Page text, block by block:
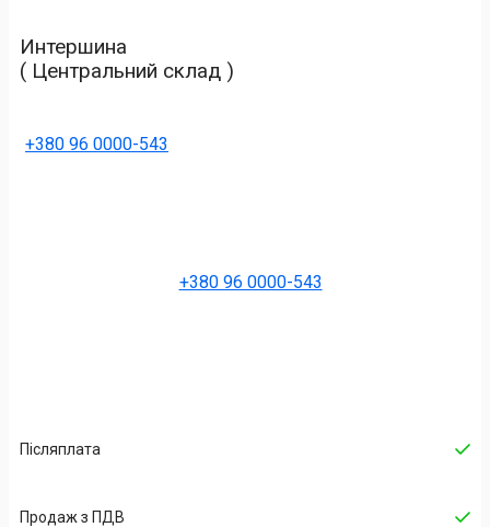
Интершина
( Центральний склад )
+380 96 0000-543
+380 96 0000-543
Післяплата
Продаж з ПДВ